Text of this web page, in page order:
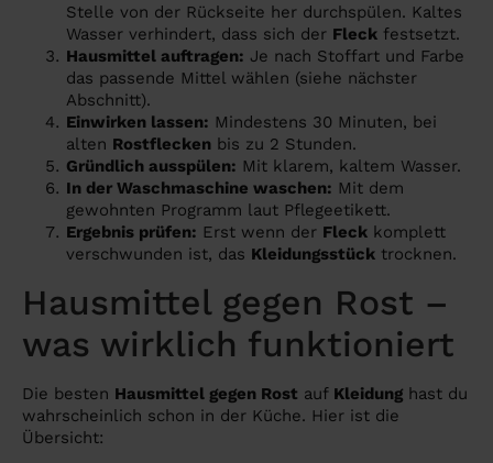
Stelle von der Rückseite her durchspülen. Kaltes
Wasser verhindert, dass sich der Fleck festsetzt.
Hausmittel auftragen: Je nach Stoffart und Farbe
das passende Mittel wählen (siehe nächster
Abschnitt).
Einwirken lassen: Mindestens 30 Minuten, bei
alten Rostflecken bis zu 2 Stunden.
Gründlich ausspülen: Mit klarem, kaltem Wasser.
In der Waschmaschine waschen: Mit dem
gewohnten Programm laut Pflegeetikett.
Ergebnis prüfen: Erst wenn der Fleck komplett
verschwunden ist, das Kleidungsstück trocknen.
Hausmittel gegen Rost –
was wirklich funktioniert
Die besten Hausmittel gegen Rost auf Kleidung hast du
wahrscheinlich schon in der Küche. Hier ist die
Übersicht: